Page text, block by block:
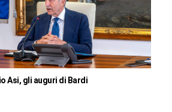
Asi, gli auguri di Bardi